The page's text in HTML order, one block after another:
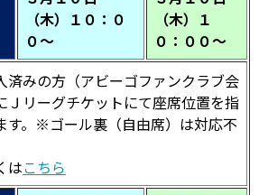
（木）１０：０
０～
（木）１
０：００～
済みの方（アビーゴファンクラブ会
Ｊリーグチケットにて座席位置を指
す。※ゴール裏（自由席）は対応不
はこちら